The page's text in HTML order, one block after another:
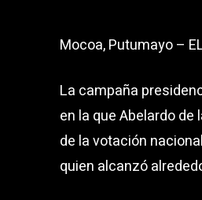
Mocoa, Putumayo –
La campaña
en la que Abelardo de
de la votación
quien alcanzó